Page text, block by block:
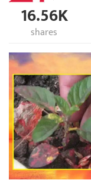
16.56K
shares